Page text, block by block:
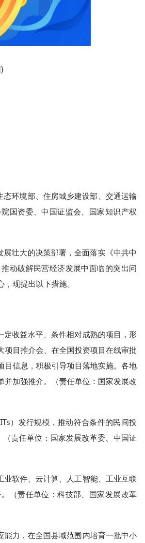
环境部、住房城乡建设部、交通运输
国资委、中国证监会、国家知识产权
壮大的决策部署，全面落实《中共中
动破解民营经济发展中面临的突出问
现提出以下措施。
收益水平、条件相对成熟的项目，形
项目推介会、在全国投资项目在线审批
目信息，积极引导项目落地实施。各地
加强推介。（责任单位：国家发展改
）发行规模，推动符合条件的民间投
责任单位：国家发展改革委、中国证
软件、云计算、人工智能、工业互联
（责任单位：科技部、国家发展改革
力，在全国县域范围内培育一批中小